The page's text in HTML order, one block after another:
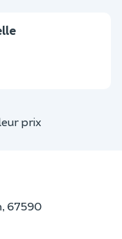
prix
67590